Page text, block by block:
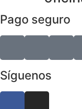
Pago seguro
Síguenos